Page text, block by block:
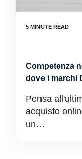
Competenza
dove i marchi
Pensa
acquisto
un…